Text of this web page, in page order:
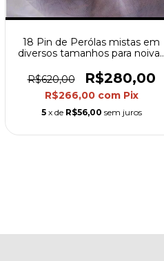
18 Pin de Perólas mistas em
diversos tamanhos para noivas
R$620,00
R$280,00
R$266,00 com Pix
5 x de R$56,00 sem juros